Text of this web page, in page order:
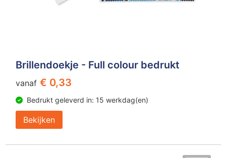
Brillendoekje - Full colour bedrukt
vanaf € 0,33
Bedrukt geleverd in: 15 werkdag(en)
Bekijken